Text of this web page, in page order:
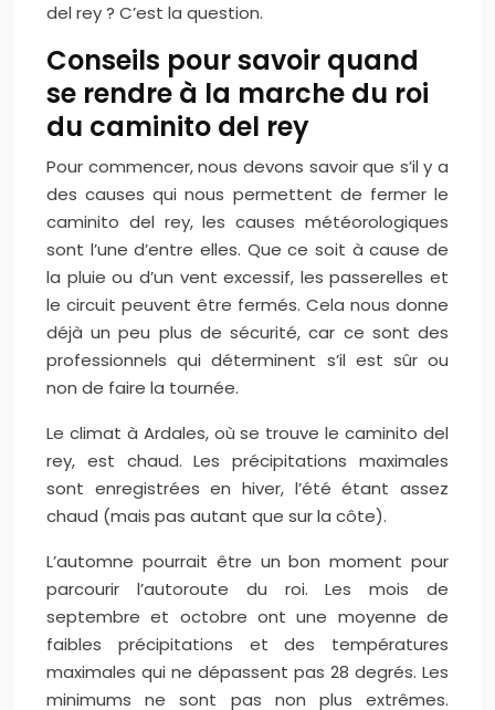
del rey ? C’est la question.
Conseils pour savoir quand
se rendre à la marche du roi
du caminito del rey
Pour commencer, nous devons savoir que s’il y a
des causes qui nous permettent de fermer le
caminito del rey, les causes météorologiques
sont l’une d’entre elles. Que ce soit à cause de
la pluie ou d’un vent excessif, les passerelles et
le circuit peuvent être fermés. Cela nous donne
déjà un peu plus de sécurité, car ce sont des
professionnels qui déterminent s’il est sûr ou
non de faire la tournée.
Le climat à Ardales, où se trouve le caminito del
rey, est chaud. Les précipitations maximales
sont enregistrées en hiver, l’été étant assez
chaud (mais pas autant que sur la côte).
L’automne pourrait être un bon moment pour
parcourir l’autoroute du roi. Les mois de
septembre et octobre ont une moyenne de
faibles précipitations et des températures
maximales qui ne dépassent pas 28 degrés. Les
minimums ne sont pas non plus extrêmes.